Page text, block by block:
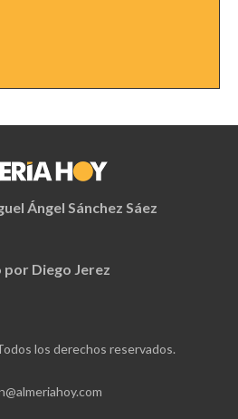
Ángel Sánchez Sáez
por Diego Jerez
los derechos reservados.